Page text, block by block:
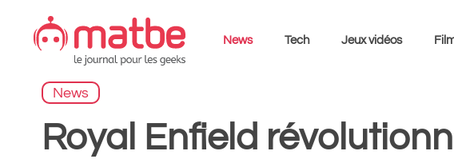
contenu
News Tech Jeux vidéos
News
Royal Enfield